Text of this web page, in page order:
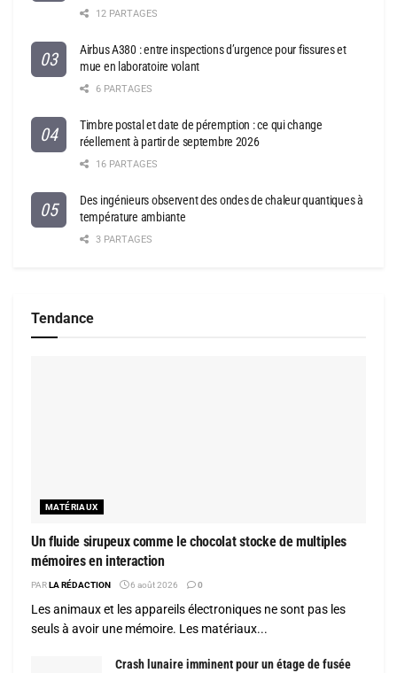
12 PARTAGES
Airbus A380 : entre inspections d’urgence pour fissures et
mue en laboratoire volant
6 PARTAGES
Timbre postal et date de péremption : ce qui change
réellement à partir de septembre 2026
16 PARTAGES
Des ingénieurs observent des ondes de chaleur quantiques à
température ambiante
3 PARTAGES
Tendance
MATÉRIAUX
Un fluide sirupeux comme le chocolat stocke de multiples
mémoires en interaction
PAR LA RÉDACTION 6 août 2026 0
Les animaux et les appareils électroniques ne sont pas les
seuls à avoir une mémoire. Les matériaux...
Crash lunaire imminent pour un étage de fusée